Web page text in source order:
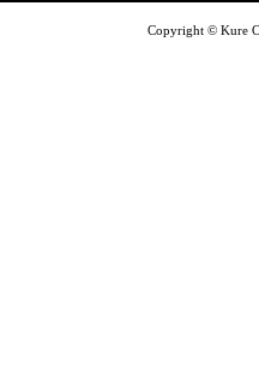
Copyright © Kure